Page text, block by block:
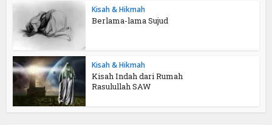
Kisah & Hikmah
Berlama-lama Sujud
Kisah & Hikmah
Kisah Indah dari Rumah
Rasulullah SAW